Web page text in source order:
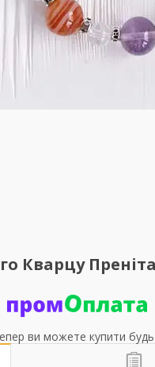
Кварцу
ви можете купити